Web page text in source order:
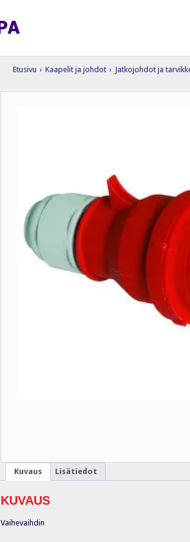
Etusivu › Kaapelit ja johdot › Jatkojohdot ja
Kuvaus Lisätiedot
KUVAUS
Vaihevaihdin